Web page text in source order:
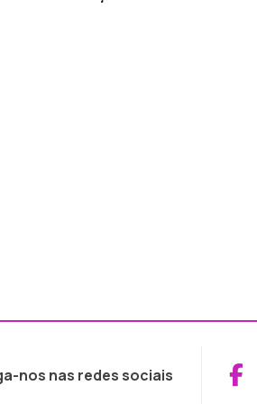
nos nas redes sociais